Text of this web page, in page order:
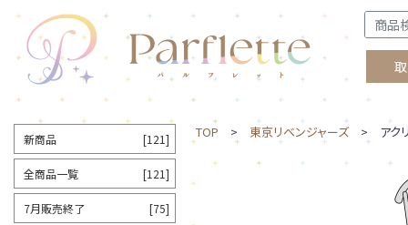
TOP > 東京リベンジャーズ> アクリ
新商品 [121]
全商品一覧 [121]
7月販売終了 [75]